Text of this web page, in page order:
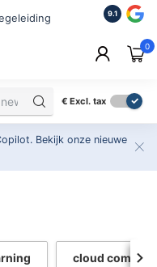
ISO
2.500+
9.1
0
€ Excl. tax
Bekijk onze nieuwe
cloud